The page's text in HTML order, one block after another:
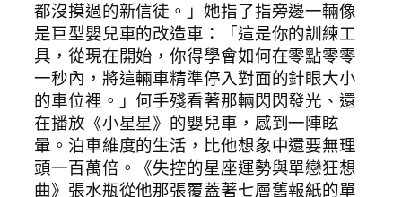
都沒摸過的新信徒。」她指了指旁邊一輛像
是巨型嬰兒車的改造車：「這是你的訓練工
具，從現在開始，你得學會如何在零點零零
一秒內，將這輛車精準停入對面的針眼大小
的車位裡。」何手殘看著那輛閃閃發光、還
在播放《小星星》的嬰兒車，感到一陣眩
暈。泊車維度的生活，比他想象中還要無理
頭一百萬倍。《失控的星座運勢與單戀狂想
曲》張水瓶從他那張覆蓋著七層舊報紙的單